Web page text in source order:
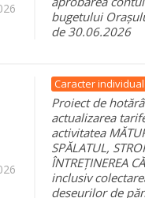
bugetului
de 30.06.2026
Caracter individual
Proiect de
actualizarea
activitatea
SPĂLATUL,
ÎNTREȚINEREA
inclusiv
deșeurilor de